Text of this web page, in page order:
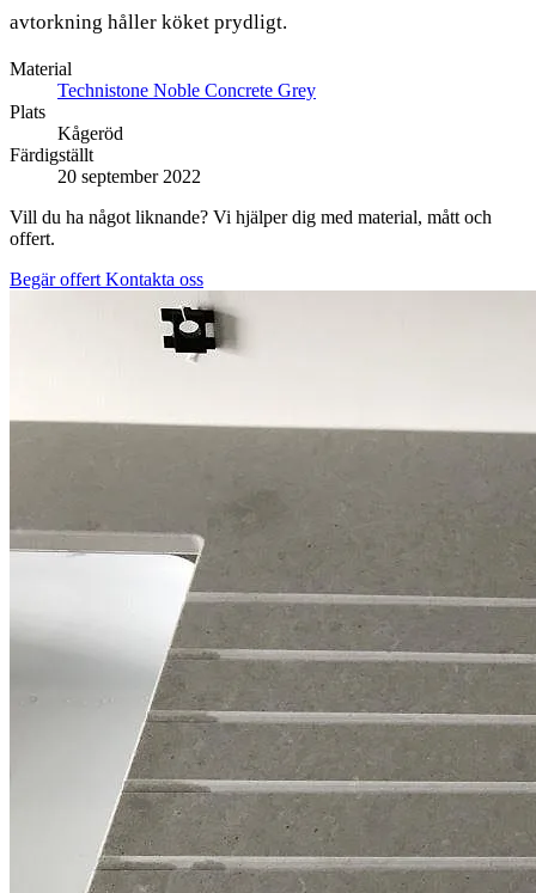
avtorkning håller köket prydligt.
Material
Technistone Noble Concrete Grey
Plats
Kågeröd
Färdigställt
20 september 2022
Vill du ha något liknande? Vi hjälper dig med material, mått och
offert.
Begär offert Kontakta oss